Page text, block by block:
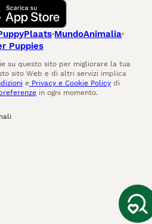
MundoAnimalia
Puppies
su questo sito per migliorare la tua
sito Web e di altri servizi implica
e Privacy e Cookie Policy di
in ogni momento.